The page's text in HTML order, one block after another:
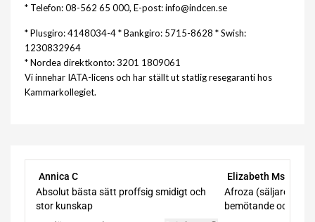
* Telefon: 08-562 65 000, E-post: info@indcen.se
* Plusgiro: 4148034-4 * Bankgiro: 5715-8628 * Swish:
1230832964
* Nordea direktkonto: 3201 1809061
Vi innehar IATA-licens och har ställt ut statlig resegaranti hos
Kammarkollegiet.